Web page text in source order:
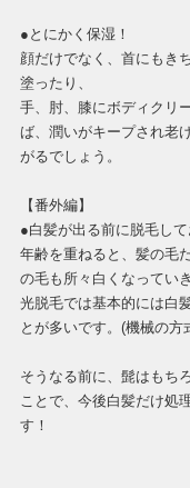
●とにかく保湿！
顔だけでなく、首にもき
塗ったり、
手、肘、膝にボディクリ
ば、潤いがキープされ老
がるでしょう。
【番外編】
●白髪が出る前に脱毛して
年齢を重ねると、髪の毛
の毛も所々白くなってい
光脱毛では基本的には白
とが多いです。(機械の方
そうなる前に、髭はもち
ことで、今後白髪だけ処
す！